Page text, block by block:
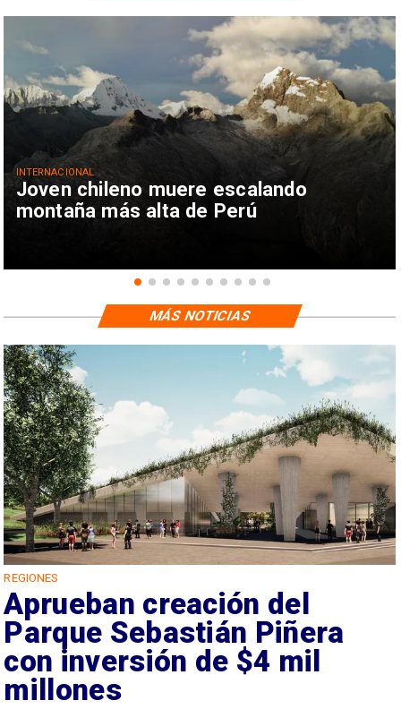
Joven chileno muere escalando
montaña más alta de Perú
INTERNACIONAL
REGIONES
Aprueban creación del
Parque Sebastián Piñera
con inversión de $4 mil
millones
MÁS NOTICIAS